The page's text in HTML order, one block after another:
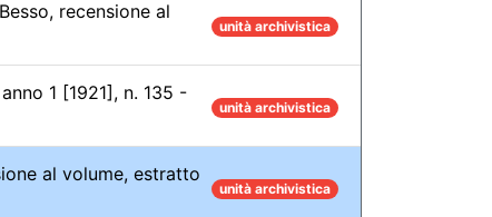
recensione al
unità archivistica
1 [1921], n. 135 -
unità archivistica
al volume, estratto
unità archivistica